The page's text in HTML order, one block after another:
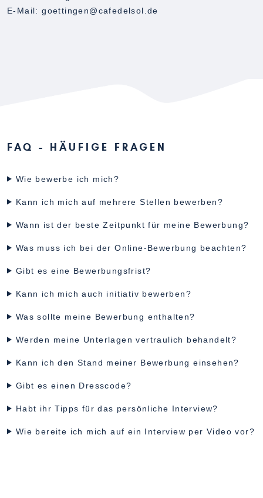
E-Mail: goettingen@cafedelsol.de
FAQ - HÄUFIGE FRAGEN
Wie bewerbe ich mich?
Kann ich mich auf mehrere Stellen bewerben?
Wann ist der beste Zeitpunkt für meine Bewerbung?
Was muss ich bei der Online-Bewerbung beachten?
Gibt es eine Bewerbungsfrist?
Kann ich mich auch initiativ bewerben?
Was sollte meine Bewerbung enthalten?
Werden meine Unterlagen vertraulich behandelt?
Kann ich den Stand meiner Bewerbung einsehen?
Gibt es einen Dresscode?
Habt ihr Tipps für das persönliche Interview?
Wie bereite ich mich auf ein Interview per Video vor?